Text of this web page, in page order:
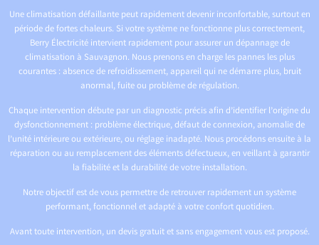
Une climatisation défaillante peut rapidement devenir inconfortable, surtout en
période de fortes chaleurs. Si votre système ne fonctionne plus correctement,
Berry Électricité intervient rapidement pour assurer un dépannage de
climatisation à Sauvagnon. Nous prenons en charge les pannes les plus
courantes : absence de refroidissement, appareil qui ne démarre plus, bruit
anormal, fuite ou problème de régulation.
Chaque intervention débute par un diagnostic précis afin d’identifier l’origine du
dysfonctionnement : problème électrique, défaut de connexion, anomalie de
l’unité intérieure ou extérieure, ou réglage inadapté. Nous procédons ensuite à la
réparation ou au remplacement des éléments défectueux, en veillant à garantir
la fiabilité et la durabilité de votre installation.
Notre objectif est de vous permettre de retrouver rapidement un système
performant, fonctionnel et adapté à votre confort quotidien.
Avant toute intervention, un devis gratuit et sans engagement vous est proposé.